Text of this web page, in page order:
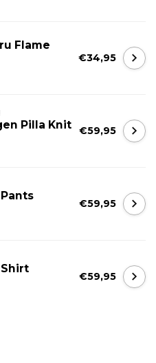
Flame
€34,95
Pilla Knit €59,95
€59,95
Shirt
€59,95